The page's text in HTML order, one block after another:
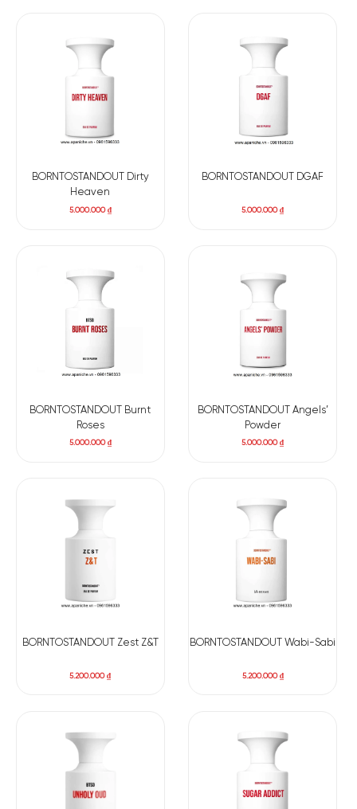
BORNTOSTANDOUT Dirty
Heaven
5.000.000₫
BORNTOSTANDOUT DGAF
5.000.000₫
BORNTOSTANDOUT Burnt
Roses
5.000.000₫
BORNTOSTANDOUT Angels’
Powder
5.000.000₫
BORNTOSTANDOUT Zest Z&T
5.200.000₫
BORNTOSTANDOUT Wabi-Sabi
5.200.000₫